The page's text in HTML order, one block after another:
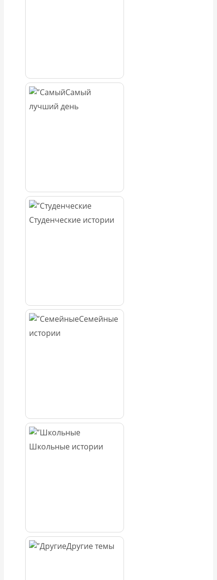
Самый
лучший день
Студенческие истории
Семейные
истории
Школьные истории
Другие темы